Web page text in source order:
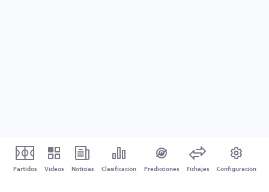
Partidos Vídeos Noticias Clasificación Predicciones Fichajes Configuración